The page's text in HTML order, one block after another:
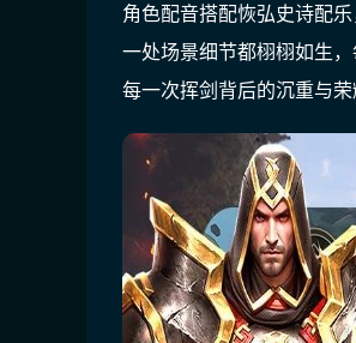
角色配音搭配恢弘史诗配
一处场景细节都栩栩如生
每一次挥剑背后的沉重与荣